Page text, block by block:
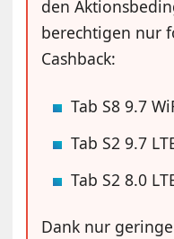
den
berechtigen nur
Cashback:
Tab S8 9.7
Tab S2 9.7
Tab S2 8.0
Dank nur